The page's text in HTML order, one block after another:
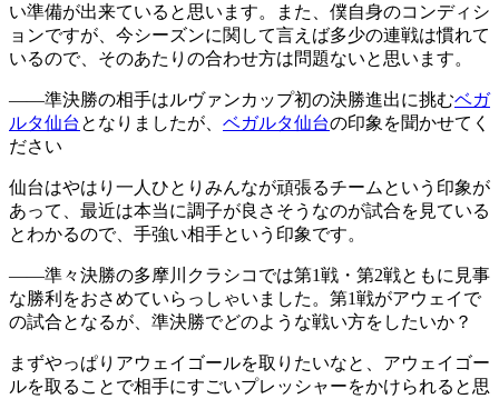
い準備が出来ていると思います。また、僕自身のコンディシ
ョンですが、今シーズンに関して言えば多少の連戦は慣れて
いるので、そのあたりの合わせ方は問題ないと思います。
――準決勝の相手はルヴァンカップ初の決勝進出に挑むベガ
ルタ仙台 となりましたが、 ベガルタ仙台の印象を聞かせてく
ださい
仙台はやはり一人ひとりみんなが頑張るチームという印象が
あって、最近は本当に調子が良さそうなのが試合を見ている
とわかるので、手強い相手という印象です。
――準々決勝の多摩川クラシコでは第1戦・第2戦ともに見事
な勝利をおさめていらっしゃいました。第1戦がアウェイで
の試合となるが、準決勝でどのような戦い方をしたいか？
まずやっぱりアウェイゴールを取りたいなと、アウェイゴー
ルを取ることで相手にすごいプレッシャーをかけられると思